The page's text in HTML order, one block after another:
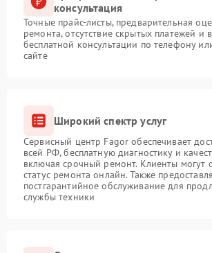
консультация
Точные прайс-листы, предварительная
ремонта, отсутствие скрытых платежей и
бесплатной консультации по телефону
сайте
Широкий спектр услуг
Сервисный центр Fagor обеспечивает
всей РФ, бесплатную диагностику и
включая срочный ремонт. Клиенты могут
статус ремонта онлайн. Также
постгарантийное обслуживание для
службы техники